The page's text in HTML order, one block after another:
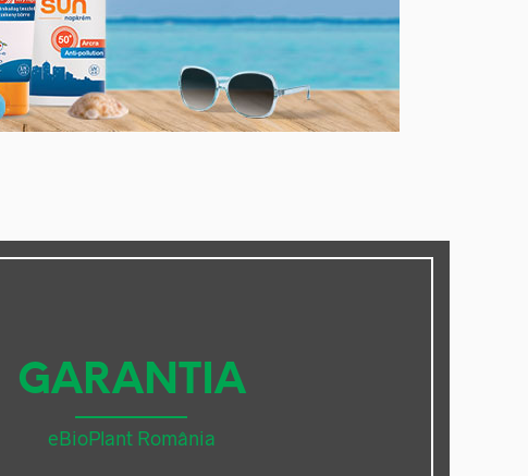
GARANTIA
eBioPlant România